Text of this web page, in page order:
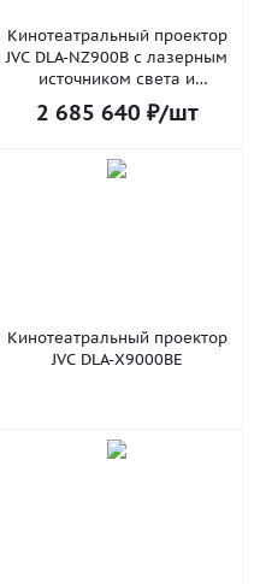
Кинотеатральный проектор
JVC DLA-NZ900B с лазерным
источником света и
поддержкой разрешения 8К
2 685 640 ₽/шт
Кинотеатральный проектор
JVC DLA-X9000BE